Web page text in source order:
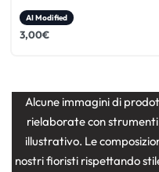
AI Modified
3,00€
Alcune immagini di
rielaborate con
illustrativo. Le
nostri fioristi rispettando